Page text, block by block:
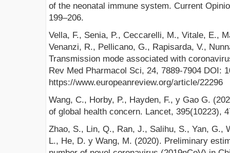
of the neonatal immune system. Current
199–206.
Vella, F., Senia, P., Ceccarelli, M., Vitale, E.,
Venanzi, R., Pellicano, G., Rapisarda, V.,
Transmission mode associated with
Rev Med Pharmacol Sci, 24, 7889-7904 DOI:
https://www.europeanreview.org/article/22296
Wang, C., Horby, P., Hayden, F., y Gao G.
of global health concern. Lancet, 395(10223),
Zhao, S., Lin, Q., Ran, J., Salihu, S., Yan, G.,
L., He, D. y Wang, M. (2020). Preliminary